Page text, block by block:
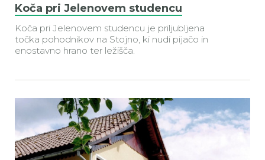
Koča pri Jelenovem studencu
Koča pri Jelenovem studencu je priljubljena
točka pohodnikov na Stojno, ki nudi pijačo in
enostavno hrano ter ležišča.